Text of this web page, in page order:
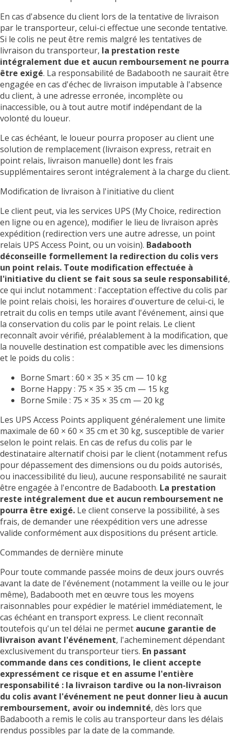
En cas d'absence du client lors de la tentative de livraison
par le transporteur, celui-ci effectue une seconde tentative.
Si le colis ne peut être remis malgré les tentatives de
livraison du transporteur, la prestation reste
intégralement due et aucun remboursement ne pourra
être exigé. La responsabilité de Badabooth ne saurait être
engagée en cas d'échec de livraison imputable à l'absence
du client, à une adresse erronée, incomplète ou
inaccessible, ou à tout autre motif indépendant de la
volonté du loueur.
Le cas échéant, le loueur pourra proposer au client une
solution de remplacement (livraison express, retrait en
point relais, livraison manuelle) dont les frais
supplémentaires seront intégralement à la charge du client.
Modification de livraison à l'initiative du client
Le client peut, via les services UPS (My Choice, redirection
en ligne ou en agence), modifier le lieu de livraison après
expédition (redirection vers une autre adresse, un point
relais UPS Access Point, ou un voisin). Badabooth
déconseille formellement la redirection du colis vers
un point relais. Toute modification effectuée à
l'initiative du client se fait sous sa seule responsabilité,
ce qui inclut notamment : l'acceptation effective du colis par
le point relais choisi, les horaires d'ouverture de celui-ci, le
retrait du colis en temps utile avant l'événement, ainsi que
la conservation du colis par le point relais. Le client
reconnaît avoir vérifié, préalablement à la modification, que
la nouvelle destination est compatible avec les dimensions
et le poids du colis :
Borne Smart : 60 × 35 × 35 cm — 10 kg
Borne Happy : 75 × 35 × 35 cm — 15 kg
Borne Smile : 75 × 35 × 35 cm — 20 kg
Les UPS Access Points appliquent généralement une limite
maximale de 60 × 60 × 35 cm et 30 kg, susceptible de varier
selon le point relais. En cas de refus du colis par le
destinataire alternatif choisi par le client (notamment refus
pour dépassement des dimensions ou du poids autorisés,
ou inaccessibilité du lieu), aucune responsabilité ne saurait
être engagée à l'encontre de Badabooth. La prestation
reste intégralement due et aucun remboursement ne
pourra être exigé. Le client conserve la possibilité, à ses
frais, de demander une réexpédition vers une adresse
valide conformément aux dispositions du présent article.
Commandes de dernière minute
Pour toute commande passée moins de deux jours ouvrés
avant la date de l'événement (notamment la veille ou le jour
même), Badabooth met en œuvre tous les moyens
raisonnables pour expédier le matériel immédiatement, le
cas échéant en transport express. Le client reconnaît
toutefois qu'un tel délai ne permet aucune garantie de
livraison avant l'événement, l'acheminement dépendant
exclusivement du transporteur tiers. En passant
commande dans ces conditions, le client accepte
expressément ce risque et en assume l'entière
responsabilité : la livraison tardive ou la non-livraison
du colis avant l'événement ne peut donner lieu à aucun
remboursement, avoir ou indemnité, dès lors que
Badabooth a remis le colis au transporteur dans les délais
rendus possibles par la date de la commande.